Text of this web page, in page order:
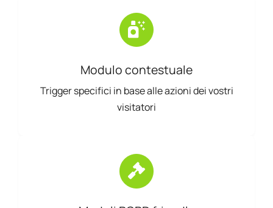
Modulo contestuale
Trigger specifici in base alle azioni dei vostri
visitatori